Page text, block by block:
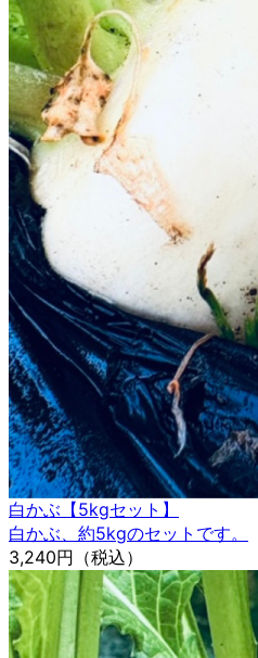
白かぶ【5kgセット】
白かぶ、約5kgのセットです。
3,240円 （税込）